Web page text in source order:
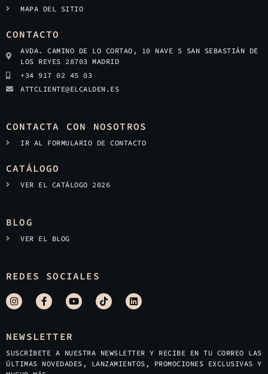
MAPA DEL SITIO
CONTACTO
AVDA. CAMINO DE LO CORTAO, 10 NAVE 5 SAN SEBASTIÁN DE
LOS REYES 28703 MADRID
+34 917 02 45 03
ATTCLIENTE@ELCALDEN.ES
CONTACTA CON NOSOTROS
IR AL FORMULARIO DE CONTACTO
CATÁLOGO
VER EL CATÁLOGO 2026
BLOG
VER EL BLOG
REDES SOCIALES
NEWSLETTER
SUSCRÍBETE A NUESTRA NEWSLETTER Y RECIBE EN TU CORREO LAS
ÚLTIMAS NOVEDADES, LANZAMIENTOS, PROMOCIONES EXCLUSIVAS Y